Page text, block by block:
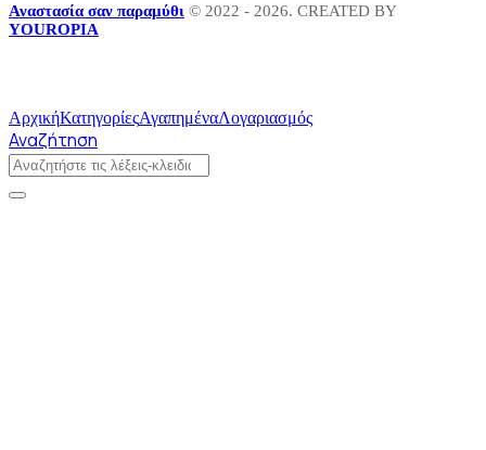
Αναστασία σαν παραμύθι © 2022 - 2026. CREATED BY
YOUROPIA
ΑρχικήΚατηγορίεςΑγαπημέναΛογαριασμός
Αναζήτηση